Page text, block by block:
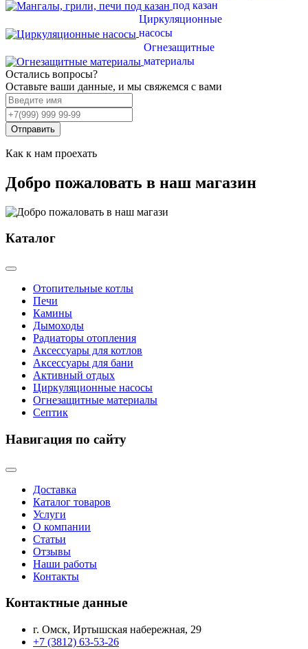
под казан
Циркуляционные
насосы
Огнезащитные
материалы
Остались вопросы?
Оставьте ваши данные, и мы свяжемся с вами
Отправить
Как к нам проехать
Добро пожаловать в наш магазин
Каталог
Отопительные котлы
Печи
Камины
Дымоходы
Радиаторы отопления
Аксессуары для котлов
Аксессуары для бани
Активный отдых
Циркуляционные насосы
Огнезащитные материалы
Септик
Навигация по сайту
Доставка
Каталог товаров
Услуги
О компании
Статьи
Отзывы
Наши работы
Контакты
Контактные данные
г. Омск, Иртышская набережная, 29
+7 (3812) 63-53-26